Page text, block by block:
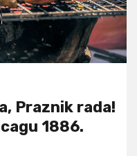
Praznik rada!
1886.